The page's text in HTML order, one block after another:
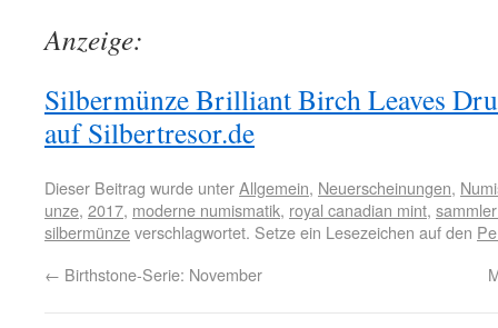
Anzeige:
Silbermünze Brilliant Birch Leaves
auf Silbertresor.de
Dieser Beitrag wurde unterAllgemein, Neuerscheinungen,
unze, 2017, moderne numismatik, royal canadian mint,
silbermünzeverschlagwortet. Setze ein Lesezeichen auf den
← Birthstone-Serie: November